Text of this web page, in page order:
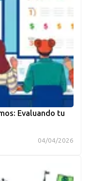
Evaluando tu
04/04/2026